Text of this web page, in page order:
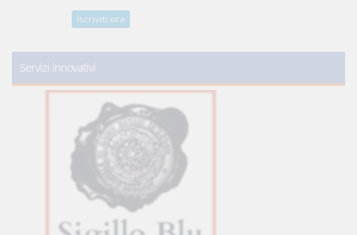
Iscriviti ora
Servizi innovativi